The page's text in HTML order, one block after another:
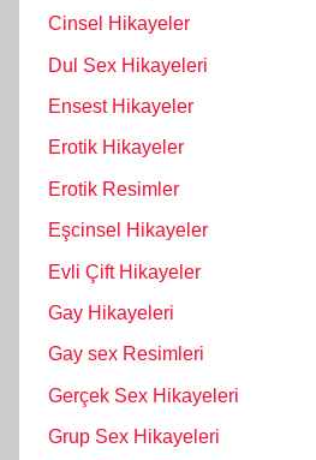
Cinsel Hikayeler
Dul Sex Hikayeleri
Ensest Hikayeler
Erotik Hikayeler
Erotik Resimler
Eşcinsel Hikayeler
Evli Çift Hikayeler
Gay Hikayeleri
Gay sex Resimleri
Gerçek Sex Hikayeleri
Grup Sex Hikayeleri